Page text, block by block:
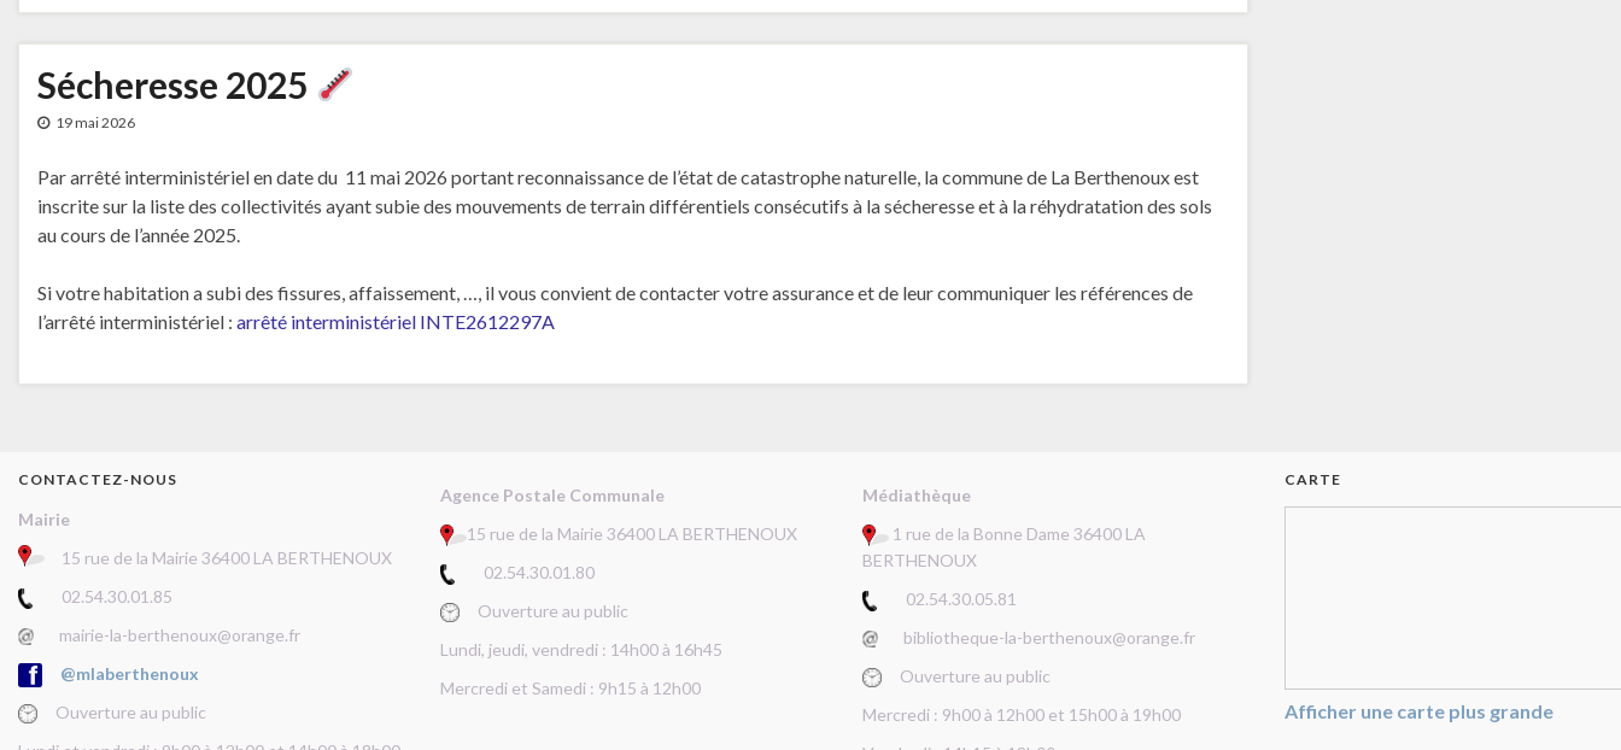
Sécheresse 2025
19 mai 2026
Par arrêté interministériel en date du 11 mai 2026 portant reconnaissance de l’état de catastrophe naturelle, la commune de La Berthenoux est
inscrite sur la liste des collectivités ayant subie des mouvements de terrain différentiels consécutifs à la sécheresse et à la réhydratation des sols
au cours de l’année 2025.
Si votre habitation a subi des fissures, affaissement, …, il vous convient de contacter votre assurance et de leur communiquer les références de
l’arrêté interministériel : arrêté interministériel INTE2612297A
CONTACTEZ-NOUS
Mairie
15 rue de la Mairie 36400 LA BERTHENOUX
02.54.30.01.85
mairie-la-berthenoux@orange.fr
@mlaberthenoux
Ouverture au public
Agence Postale Communale
15 rue de la Mairie 36400 LA BERTHENOUX
02.54.30.01.80
Ouverture au public
Lundi, jeudi, vendredi : 14h00 à 16h45
Mercredi et Samedi : 9h15 à 12h00
Médiathèque
1 rue de la Bonne Dame 36400 LA
BERTHENOUX
02.54.30.05.81
bibliotheque-la-berthenoux@orange.fr
Ouverture au public
Mercredi : 9h00 à 12h00 et 15h00 à 19h00
CARTE
Afficher une carte plus grande